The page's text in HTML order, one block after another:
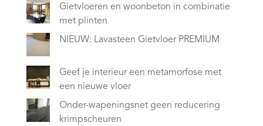
Gietvloeren en woonbeton in combinatie
met plinten
NIEUW: Lavasteen Gietvloer PREMIUM
Geef je interieur een metamorfose met
een nieuwe vloer
Onder-wapeningsnet geen reducering
krimpscheuren